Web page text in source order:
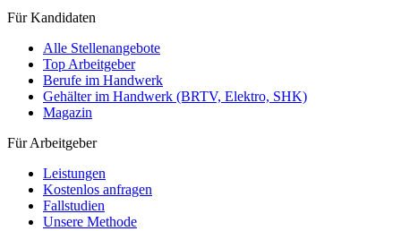
Für Kandidaten
Alle Stellenangebote
Top Arbeitgeber
Berufe im Handwerk
Gehälter im Handwerk (BRTV, Elektro, SHK)
Magazin
Für Arbeitgeber
Leistungen
Kostenlos anfragen
Fallstudien
Unsere Methode